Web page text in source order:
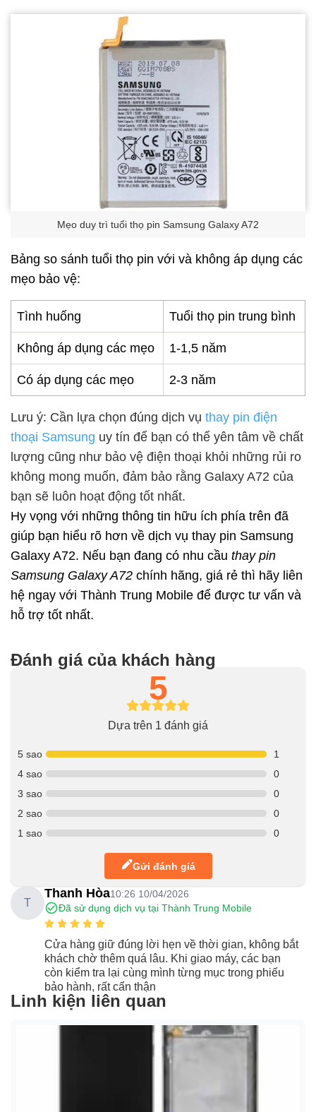
Mẹo duy trì tuổi thọ pin Samsung Galaxy A72
Bảng so sánh tuổi thọ pin với và không áp dụng các
mẹo bảo vệ:
Tình huống Tuổi thọ pin trung bình
Không áp dụng các mẹo 1-1,5 năm
Có áp dụng các mẹo 2-3 năm
Lưu ý: Cần lựa chọn đúng dịch vụ thay pin điện
thoại Samsung uy tín để bạn có thể yên tâm về chất
lượng cũng như bảo vệ điện thoại khỏi những rủi ro
không mong muốn, đảm bảo rằng Galaxy A72 của
bạn sẽ luôn hoạt động tốt nhất.
Hy vọng với những thông tin hữu ích phía trên đã
giúp bạn hiểu rõ hơn về dịch vụ thay pin Samsung
Galaxy A72. Nếu bạn đang có nhu cầu thay pin
Samsung Galaxy A72 chính hãng, giá rẻ thì hãy liên
hệ ngay với Thành Trung Mobile để được tư vấn và
hỗ trợ tốt nhất.
Đánh giá của khách hàng
5
Dựa trên 1 đánh giá
5 sao
1
4 sao
0
3 sao
0
2 sao
0
1 sao
0
Gửi đánh giá
T
Thanh Hòa10:26 10/04/2026
Đã sử dụng dịch vụ tại Thành Trung Mobile
Cửa hàng giữ đúng lời hẹn về thời gian, không bắt
khách chờ thêm quá lâu. Khi giao máy, các bạn
còn kiểm tra lại cùng mình từng mục trong phiếu
bảo hành, rất cẩn thận
Linh kiện liên quan